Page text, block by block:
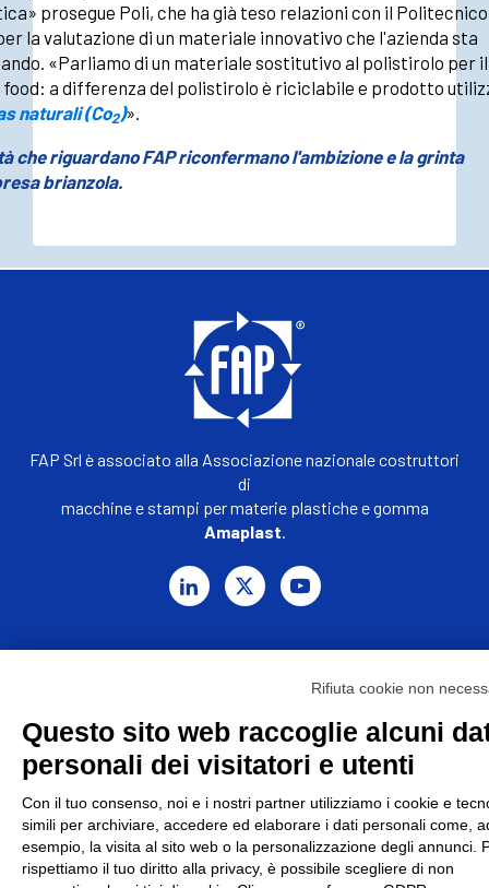
prosegue Poli, che ha già teso relazioni con il
la valutazione di un materiale innovativo che l'azienda sta
«Parliamo di un materiale sostitutivo al polistirolo per il
a differenza del polistirolo è riciclabile e prodotto
naturali (Co2)».
che riguardano FAP riconfermano l'ambizione e la grinta
brianzola.
FAP Srl è associato alla Associazione nazionale costruttori
di
macchine e stampi per materie plastiche e gomma
Amaplast.
© 2026 Fap Srl - Sede legale: Via G. Verga, 5, 20842
08573370155 - Posta cert. fapitaly@pec.it - Cciaa
Milano 1234829 – Iscr.Reg.trib. Monza 35504 - Cod.
sociale € 120.000,00 - Cookie Policy-Privacy Policy -
Gestisci consenso Cookie
Rifiuta cookie non
Questo sito web raccoglie alcuni
personali dei visitatori e utenti
Con il tuo consenso, noi e i nostri partner utilizziamo i cookie e
simili per archiviare, accedere ed elaborare i dati personali come,
esempio, la visita al sito web o la personalizzazione degli annunci.
rispettiamo il tuo diritto alla privacy, è possibile scegliere di non